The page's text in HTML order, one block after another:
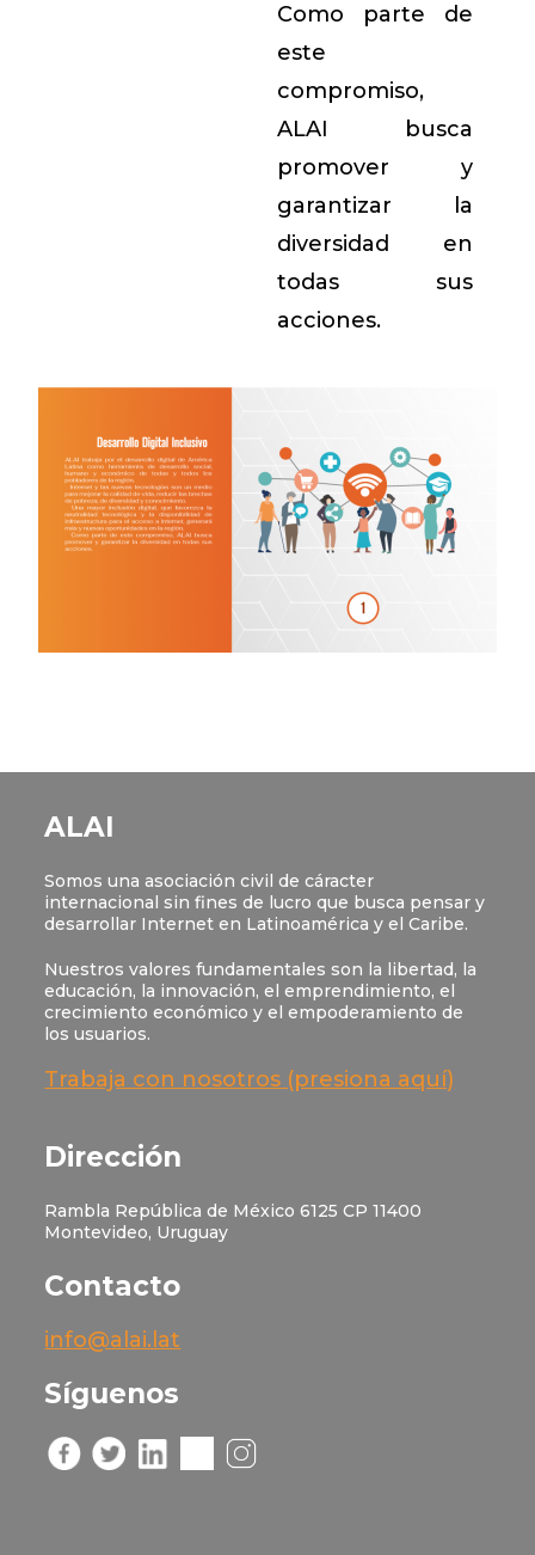
Como parte de
este
compromiso,
ALAI busca
promover y
garantizar la
diversidad en
todas sus
acciones.
ALAI
Somos una asociación civil de cáracter
internacional sin fines de lucro que busca pensar y
desarrollar Internet en Latinoamérica y el Caribe.
Nuestros valores fundamentales son la libertad, la
educación, la innovación, el emprendimiento, el
crecimiento económico y el empoderamiento de
los usuarios.
Trabaja con nosotros (presiona aquí)
Dirección
Rambla República de México 6125 CP 11400
Montevideo, Uruguay
Contacto
info@alai.lat
Síguenos